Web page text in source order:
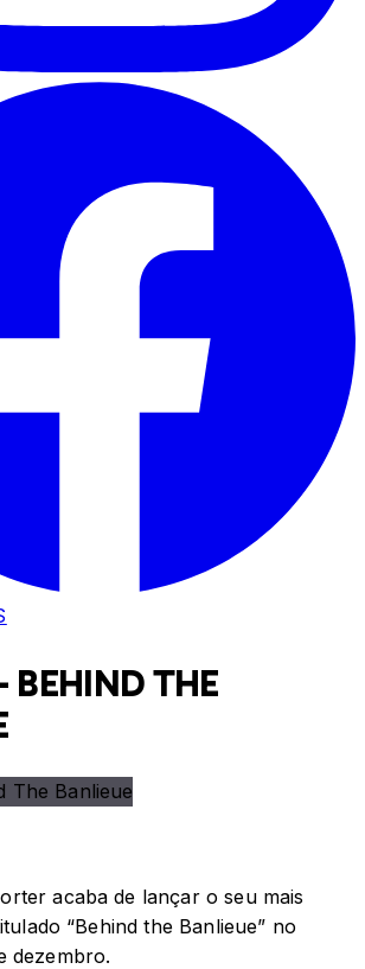
BEHIND THE
acaba de lançar o seu mais
“Behind the Banlieue” no
dezembro.